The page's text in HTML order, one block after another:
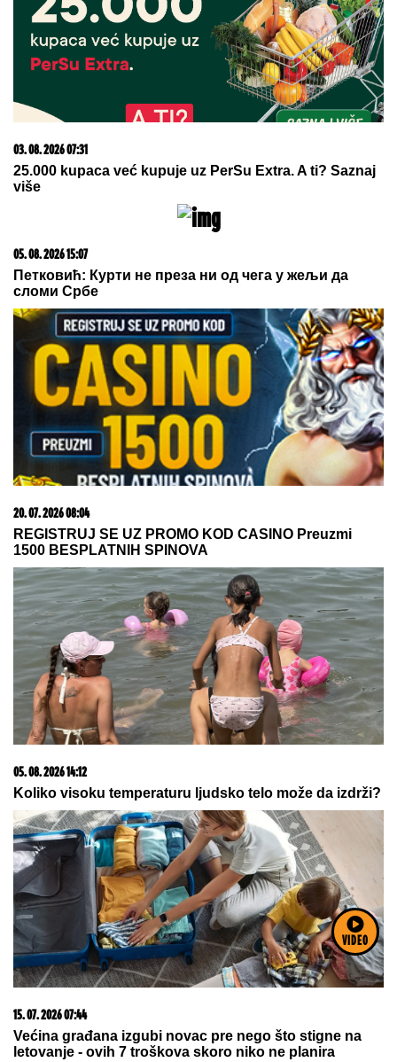
VIDEO
05. 08. 2026 06:45
Šta dete nasleđuje od oca, a šta od majke? Sve što
23. 07. 2026 12:47
Letnje večeri u gradu više nisu rezervisane za vikend:
Zašto sve više ljudi bira večeru koja se spontano
05. 08. 2026 22:00
Na današnji dan, 6. avgust
05. 08. 2026 15:45
Сазнања „Политике”: Ко је поставио замку
Митрополиту Методију у Горњем Заостру